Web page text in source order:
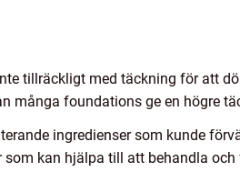
tillräckligt med täckning för att
många foundations ge en högre
ingredienser som kunde
kan hjälpa till att behandla